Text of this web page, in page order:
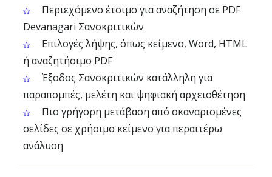
Περιεχόμενο έτοιμο για αναζήτηση σε PDF
Devanagari Σανσκριτικών
Επιλογές λήψης, όπως κείμενο, Word, HTML
ή αναζητήσιμο PDF
Έξοδος Σανσκριτικών κατάλληλη για
παραπομπές, μελέτη και ψηφιακή αρχειοθέτηση
Πιο γρήγορη μετάβαση από σκαναρισμένες
σελίδες σε χρήσιμο κείμενο για περαιτέρω
ανάλυση